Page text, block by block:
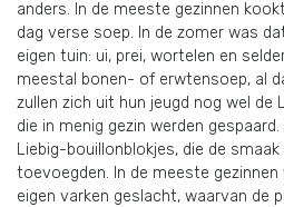
anders. In de meeste gezinnen
dag verse soep. In de zomer was
eigen tuin: ui, prei, wortelen en
meestal bonen- of erwtensoep, al
zullen zich uit hun jeugd nog wel de
die in menig gezin werden
Liebig-bouillonblokjes, die de
toevoegden. In de meeste
eigen varken geslacht, waarvan de